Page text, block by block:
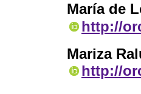
María de
http://
Mariza
http://